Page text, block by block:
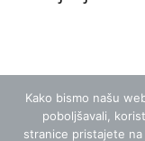
Kako bismo našu
poboljšavali,
stranice pristajete